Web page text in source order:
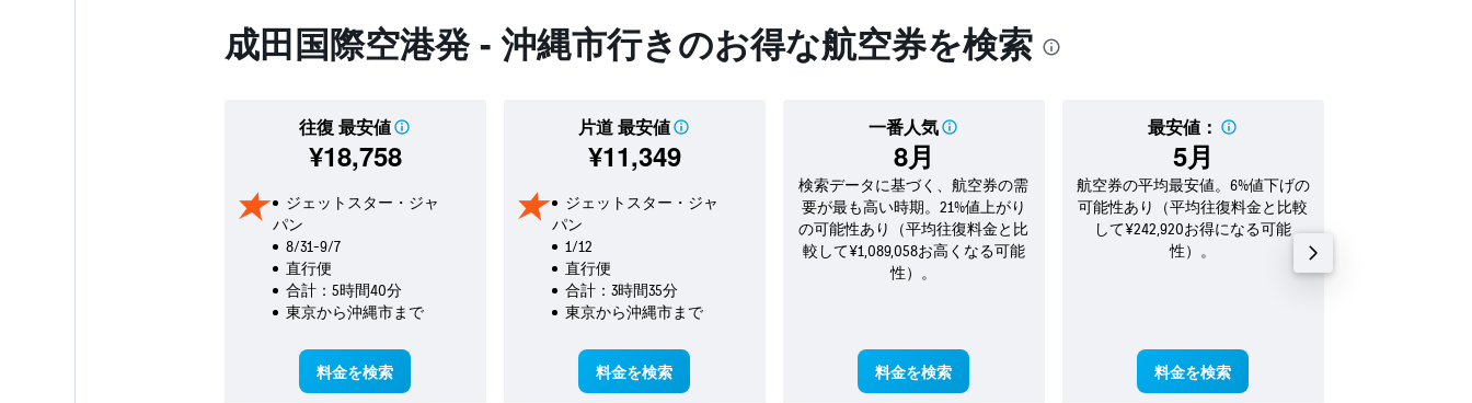
成田国際空港発 - 沖縄市行きのお得な航空券を検索
往復 最安値
¥18,758
片道 最安値
¥11,349
一番人気
8月
最安値：
5月
ジェットスター・ジャ
パン
8/31-9/7
直行便
合計：5時間40分
東京​から沖縄市​まで
料金を検索
ジェットスター・ジャ
パン
1/12
直行便
合計：3時間35分
東京​から沖縄市​まで
料金を検索
検索データに基づく、航空券の需
要が最も高い時期。21%値上がり
の可能性あり（平均往復料金と比
較して¥1,089,058お高くなる可能
性）。
料金を検索
航空券の平均最安値。6%値下げの
可能性あり（平均往復料金と比較
して¥242,920お得になる可能
性）。
料金を検索